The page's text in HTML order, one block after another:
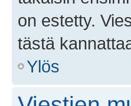
on estetty.
tästä
Ylös